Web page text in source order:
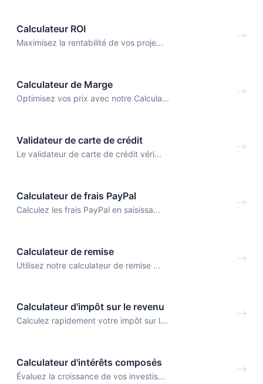
Calculateur ROI
Maximisez la rentabilité de vos proje...
Calculateur de Marge
Optimisez vos prix avec notre Calcula...
Validateur de carte de crédit
Le validateur de carte de crédit véri...
Calculateur de frais PayPal
Calculez les frais PayPal en saisissa...
Calculateur de remise
Utilisez notre calculateur de remise ...
Calculateur d'impôt sur le revenu
Calculez rapidement votre impôt sur l...
Calculateur d'intérêts composés
Évaluez la croissance de vos investis...